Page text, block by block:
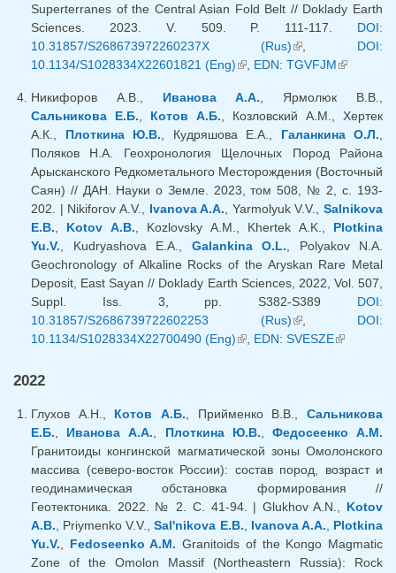
Superterranes of the Central Asian Fold Belt // Doklady Earth
Sciences. 2023. V. 509. P. 111-117. DOI:
10.31857/S268673972260237X (Rus)(внешняя
ссылка)
DOI:
10.1134/S1028334X22601821 (Eng)(внешняя ссылка)
EDN: TGVFJM(внешняя
Никифоров А.В., Иванова А.А. , Ярмолюк В.В.,
Сальникова Е.Б.
Котов А.Б. , Козловский А.М., Хертек
А.К., Плоткина Ю.В. , Кудряшова Е.А., Галанкина О.Л.
Поляков Н.А. Геохронология Щелочных Пород Района
Арысканского Редкометального Месторождения (Восточный
Саян) // ДАН. Науки о Земле. 2023, том 508, № 2, с. 193-
202. | Nikiforov A.V., Ivanova A.A. , Yarmolyuk V.V., Salnikova
E.B.
Kotov A.B. , Kozlovsky A.M., Khertek A.K., Plotkina
Yu.V. , Kudryashova E.A., Galankina O.L. , Polyakov N.A.
Geochronology of Alkaline Rocks of the Aryskan Rare Metal
Deposit, East Sayan // Doklady Earth Sciences, 2022, Vol. 507,
Suppl. Iss. 3, pp. S382-S389 DOI:
10.31857/S2686739722602253 (Rus)(внешняя
ссылка)
, DOI:
10.1134/S1028334X22700490 (Eng)(внешняя ссылка)
EDN: SVESZE(внешняя
2022
Глухов А.Н., Котов А.Б. , Прийменко В.В.,Сальникова
Е.Б.
Иванова А.А. Плоткина Ю.В.
Федосеенко А.М.
Гранитоиды конгинской магматической зоны Омолонского
массива (северо-восток России): состав пород, возраст и
геодинамическая обстановка формирования //
Геотектоника. 2022. № 2. С. 41-94. | Glukhov A.N., Kotov
A.B. , Priymenko V.V.,Sal'nikova E.B. Ivanova A.A.
Plotkina
Yu.V.
Fedoseenko A.M. Granitoids of the Kongo Magmatic
Zone of the Omolon Massif (Northeastern Russia): Rock